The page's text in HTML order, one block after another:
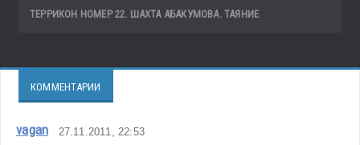
ТЕРРИКОН НОМЕР 22. ШАХТА АБАКУМОВА. ТАЯНИЕ
КОММЕНТАРИИ
vagan 27.11.2011, 22:53